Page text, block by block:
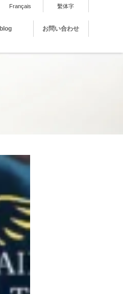
Français 繫体字
blog お問い合わせ